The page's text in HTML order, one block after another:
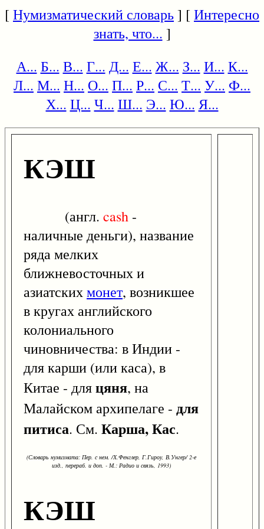
[Нумизматический словарь] [Интересно
знать, что... ]
А... Б... В... Г... Д... Е... Ж... З... И... К...
Л... М... Н... О... П... Р... С... Т... У... Ф...
Х... Ц... Ч... Ш... Э... Ю... Я...
КЭШ
(англ. cash -
наличные деньги), название
ряда мелких
ближневосточных и
азиатскихмонет, возникшее
в кругах английского
колониального
чиновничества: в Индии -
для карши (или каса), в
Китае - дляцяня, на
Малайском архипелаге - для
питиса. См. Карша, Кас.
(Словарь нумизмата: Пер. с нем. /Х.Фенглер, Г.Гироу, В.Унгер/ 2-е
изд., перераб. и доп. - М.: Радио и связь, 1993)
КЭШ